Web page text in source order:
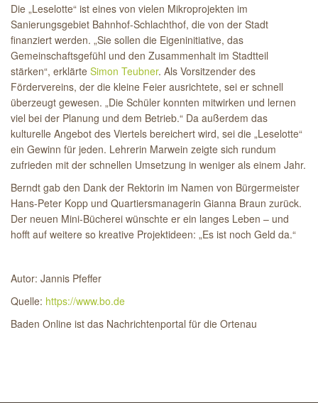
Die „Leselotte“ ist eines von vielen Mikroprojekten im
Sanierungsgebiet Bahnhof-Schlachthof, die von der Stadt
finanziert werden. „Sie sollen die Eigeninitiative, das
Gemeinschaftsgefühl und den Zusammenhalt im Stadtteil
stärken“, erklärte Simon Teubner. Als Vorsitzender des
Fördervereins, der die kleine Feier ausrichtete, sei er schnell
überzeugt gewesen. „Die Schüler konnten mitwirken und lernen
viel bei der Planung und dem Betrieb.“ Da außerdem das
kulturelle Angebot des Viertels bereichert wird, sei die „Leselotte“
ein Gewinn für jeden. Lehrerin Marwein zeigte sich rundum
zufrieden mit der schnellen Umsetzung in weniger als einem Jahr.
Berndt gab den Dank der Rektorin im Namen von Bürgermeister
Hans-Peter Kopp und Quartiersmanagerin Gianna Braun zurück.
Der neuen Mini-Bücherei wünschte er ein langes Leben – und
hofft auf weitere so kreative Projekt­ideen: „Es ist noch Geld da.“
Autor: Jannis Pfeffer
Quelle: https://www.bo.de
Baden Online ist das Nachrichtenportal für die Ortenau